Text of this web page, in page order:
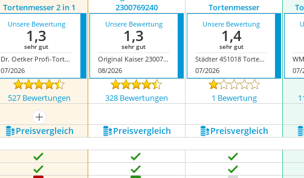
Tortenmesser 2 in 1
2300769240
Tortenmesser
Unsere Bewertung
1,3
sehr gut
Dr. Oetker Profi-Tortenmesser 2 in 1
07/2026
Unsere Bewertung
1,3
sehr gut
Original Kaiser 2300769240
08/2026
Unsere Bewertung
1,4
sehr gut
Städter 451018 Tortenmesser
07/2026
07/
527 Bewertungen 328 Bewertungen 1 Bewertung
mehr anzeigen
Preis­vergleich Preis­vergleich Preis­vergleich